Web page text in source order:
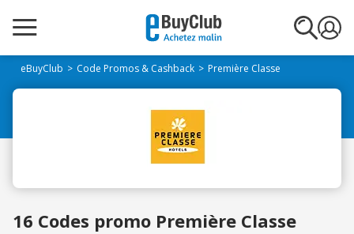
eBuyClub Code Promos & Cashback Première Classe
16 Codes promo Première Classe